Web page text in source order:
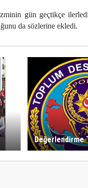
gün geçtikçe
da sözlerine ekledi.
Değerlendirme